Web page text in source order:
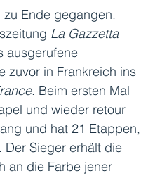
zu Ende gegangen.
La Gazzetta
ausgerufene
zuvor in Frankreich ins
. Beim ersten Mal
und wieder retour
und hat 21 Etappen,
Sieger erhält die
an die Farbe jener